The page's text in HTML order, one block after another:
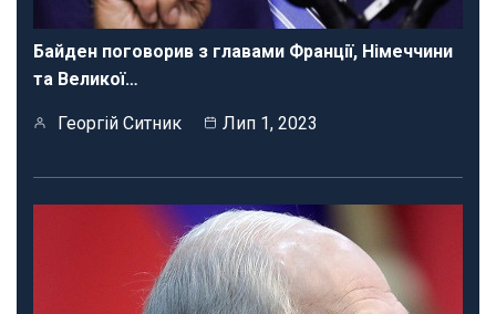
Байден поговорив з главами Франції, Німеччини
та Великої…
Георгій Ситник Лип 1, 2023